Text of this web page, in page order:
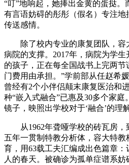
“叮”地响起，她捧出金黄的蛋挞。
有言语妨碍的彤彤（假名）专注
传送感情。
除了校内专业的康复团队，容
病院的支撑。2017年，病院为学生
的孩子，正在每全国战书上完两
门费用由承担。”学前部从任赵希
曾经有2个小伴侣颠末康复医治和
种“嵌入式融合”已惠及30多个家
镜子，映照出学校对于‘融合’的理
从1962年聋哑学校的砖瓦房，
五年一贯制特教分析体，容大特教
育，用63载工夫汇编成出色篇章：
人的春天。被确诊为孤单症谱系